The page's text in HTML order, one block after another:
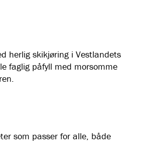
herlig skikjøring i Vestlandets
faglig påfyll med morsomme
som passer for alle, både